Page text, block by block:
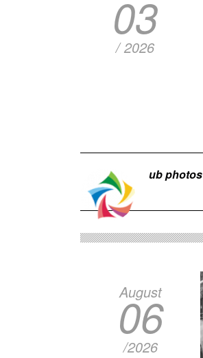
03
/ 2026
ub photos
August
06
/2026